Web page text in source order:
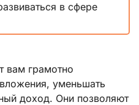
в сфере
вам грамотно
уменьшать
доход. Они позволяют